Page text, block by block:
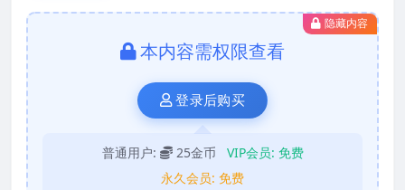
隐藏内容
本内容需权限查看
登录后购买
普通用户: 25金币 VIP会员: 免费
永久会员: 免费